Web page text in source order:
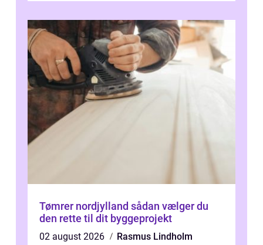
Tømrer nordjylland sådan vælger du
den rette til dit byggeprojekt
02 august 2026
Rasmus Lindholm